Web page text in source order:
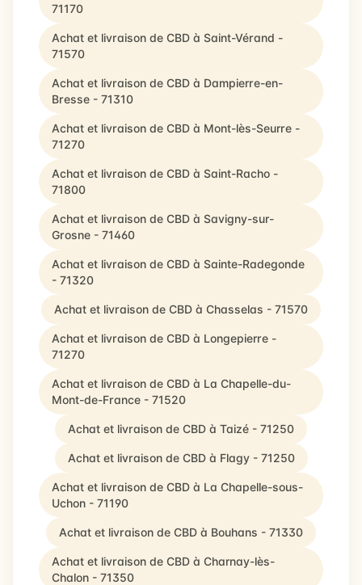
71170
Achat et livraison de CBD à Saint-Vérand -
71570
Achat et livraison de CBD à Dampierre-en-
Bresse - 71310
Achat et livraison de CBD à Mont-lès-Seurre -
71270
Achat et livraison de CBD à Saint-Racho -
71800
Achat et livraison de CBD à Savigny-sur-
Grosne - 71460
Achat et livraison de CBD à Sainte-Radegonde
- 71320
Achat et livraison de CBD à Chasselas - 71570
Achat et livraison de CBD à Longepierre -
71270
Achat et livraison de CBD à La Chapelle-du-
Mont-de-France - 71520
Achat et livraison de CBD à Taizé - 71250
Achat et livraison de CBD à Flagy - 71250
Achat et livraison de CBD à La Chapelle-sous-
Uchon - 71190
Achat et livraison de CBD à Bouhans - 71330
Achat et livraison de CBD à Charnay-lès-
Chalon - 71350